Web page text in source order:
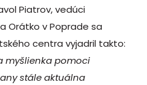
Piatrov, vedúci
Orátko v Poprade sa
centra vyjadril takto:
myšlienka pomoci
stále aktuálna